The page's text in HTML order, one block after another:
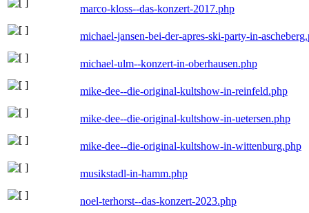
marco-kloss--das-konzert-2017.php
michael-jansen-bei-der-apres-ski-party-in-
michael-ulm--konzert-in-oberhausen.php
mike-dee--die-original-kultshow-in-reinfeld.php
mike-dee--die-original-kultshow-in-uetersen.php
mike-dee--die-original-kultshow-in-wittenburg.php
musikstadl-in-hamm.php
noel-terhorst--das-konzert-2023.php